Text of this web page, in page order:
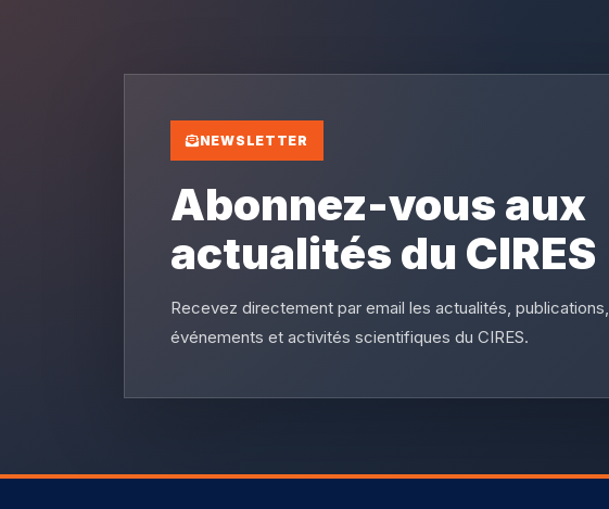
NEWSLETTER
Abonnez-vous aux
actualités du CIRES
Recevez directement par email les actualités, publications,
événements et activités scientifiques du CIRES.